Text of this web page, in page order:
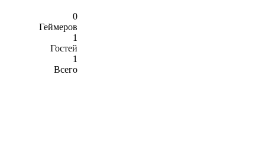
0
Геймеров
1
Гостей
1
Всего